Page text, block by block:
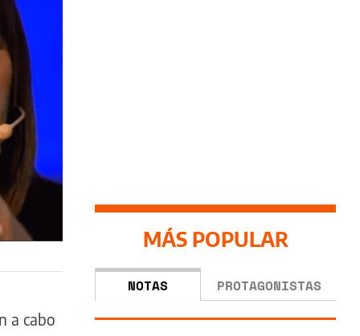
a cabo
MÁS POPULAR
NOTAS PROTAGONISTAS